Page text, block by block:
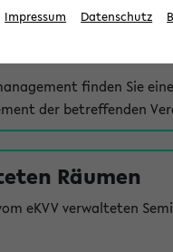
finden Sie
der betreffenden
Räumen
eKVV verwalteten
Impressum Datenschutz